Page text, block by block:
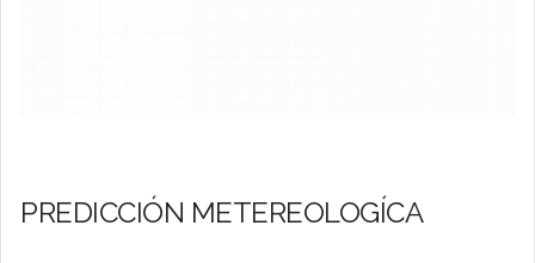
PREDICCIÓN METEREOLOGÍCA